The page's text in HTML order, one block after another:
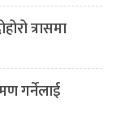
त्रासमा
गर्नेलाई